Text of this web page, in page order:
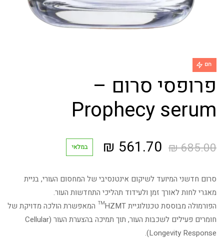
פרופסי סרום –
Prophecy serum
חם
685.00
₪ המחיר
המקורי
היה:
685.00 ₪.
561.70
₪ המחיר
הנוכחי
הוא:
561.70 ₪.
במלאי
סרום חדשני המיועד לשיקום אינטנסיבי של המחסום העורי, בניית
מאגרי לחות לאורך זמן ולעידוד תהליכי התחדשות העור.
הפורמולה מבוססת טכנולוגיית HZMT™ המאפשרת הולכה מדויקת של
חומרים פעילים לשכבות העור, תוך תמיכה בהצערת העור (Cellular
Longevity Response).